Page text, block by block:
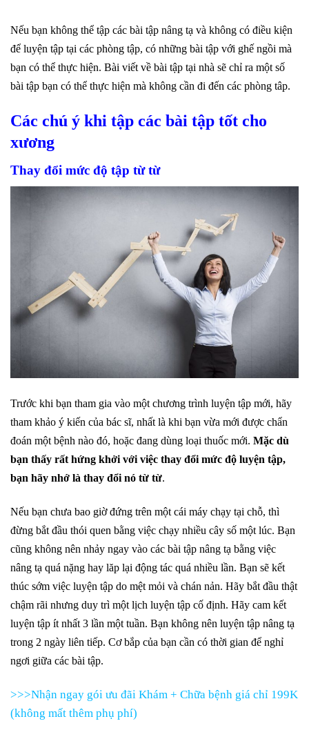
Nếu bạn không thể tập các bài tập nâng tạ và không có điều kiện
để luyện tập tại các phòng tập, có những bài tập với ghế ngồi mà
bạn có thể thực hiện. Bài viết về bài tập tại nhà sẽ chỉ ra một số
bài tập bạn có thể thực hiện mà không cần đi đến các phòng tâp.
Các chú ý khi tập các bài tập tốt cho
xương
Thay đổi mức độ tập từ từ
Trước khi bạn tham gia vào một chương trình luyện tập mới, hãy
tham khảo ý kiến của bác sĩ, nhất là khi bạn vừa mới được chẩn
đoán một bệnh nào đó, hoặc đang dùng loại thuốc mới. Mặc dù
bạn thấy rất hứng khởi với việc thay đổi mức độ luyện tập,
bạn hãy nhớ là thay đổi nó từ từ.
Nếu bạn chưa bao giờ đứng trên một cái máy chạy tại chỗ, thì
đừng bắt đầu thói quen bằng việc chạy nhiều cây số một lúc. Bạn
cũng không nên nhảy ngay vào các bài tập nâng tạ bằng việc
nâng tạ quá nặng hay lăp lại động tác quá nhiều lần. Bạn sẽ kết
thúc sớm việc luyện tập do mệt mỏi và chán nản. Hãy bắt đầu thật
chậm rãi nhưng duy trì một lịch luyện tập cố định. Hãy cam kết
luyện tập ít nhất 3 lần một tuần. Bạn không nên luyện tập nâng tạ
trong 2 ngày liên tiếp. Cơ bắp của bạn cần có thời gian để nghỉ
ngơi giữa các bài tập.
>>>Nhận ngay gói ưu đãi Khám + Chữa bệnh giá chỉ 199K
(không mất thêm phụ phí)